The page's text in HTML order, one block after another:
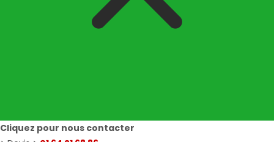
Cliquez pour nous contacter